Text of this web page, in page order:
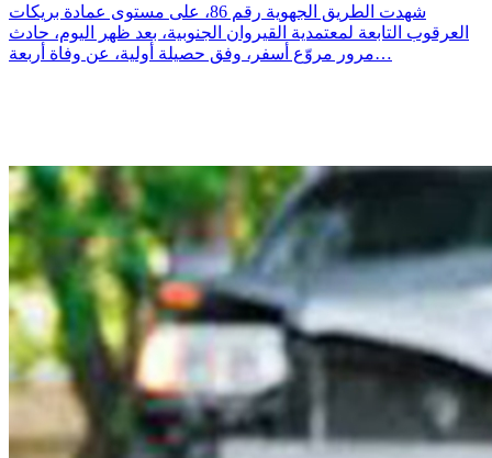
شهدت الطريق الجهوية رقم 86، على مستوى عمادة بريكات
العرقوب التابعة لمعتمدية القيروان الجنوبية، بعد ظهر اليوم، حادث
مرور مروّع أسفر، وفق حصيلة أولية، عن وفاة أربعة…